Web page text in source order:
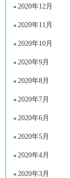
2020年12月
2020年11月
2020年10月
2020年9月
2020年8月
2020年7月
2020年6月
2020年5月
2020年4月
2020年3月